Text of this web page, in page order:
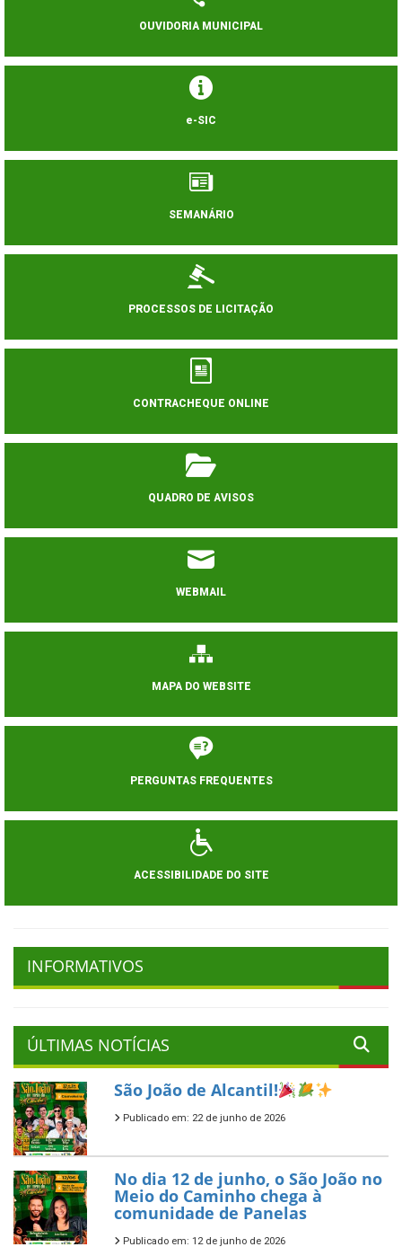
OUVIDORIA MUNICIPAL
e-SIC
SEMANÁRIO
PROCESSOS DE LICITAÇÃO
CONTRACHEQUE ONLINE
QUADRO DE AVISOS
WEBMAIL
MAPA DO WEBSITE
PERGUNTAS FREQUENTES
ACESSIBILIDADE DO SITE
INFORMATIVOS
ÚLTIMAS NOTÍCIAS
São João de Alcantil!
Publicado em: 22 de junho de 2026
No dia 12 de junho, o São João no
Meio do Caminho chega à
comunidade de Panelas
Publicado em: 12 de junho de 2026